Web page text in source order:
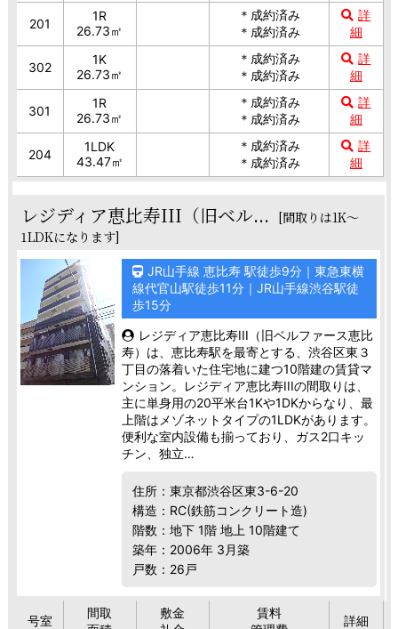
201
1R
26.73㎡
＊成約済み
＊成約済み
詳
細
302
1K
26.73㎡
＊成約済み
＊成約済み
詳
細
301
1R
26.73㎡
＊成約済み
＊成約済み
詳
細
204
1LDK
43.47㎡
＊成約済み
＊成約済み
詳
細
レジディア恵比寿III（旧ベル... [間取りは1K～
1LDKになります]
JR山手線 恵比寿 駅徒歩9分｜東急東横
線代官山駅徒歩11分｜JR山手線渋谷駅徒
歩15分
レジディア恵比寿III（旧ベルファース恵比
寿）は、恵比寿駅を最寄とする、渋谷区東３
丁目の落着いた住宅地に建つ10階建の賃貸マ
ンション。レジディア恵比寿IIIの間取りは、
主に単身用の20平米台1Kや1DKからなり、最
上階はメゾネットタイプの1LDKがあります。
便利な室内設備も揃っており、ガス2口キッ
チン、独立…
住所：東京都渋谷区東3-6-20
構造：RC(鉄筋コンクリート造)
階数：地下 1階 地上 10階建て
築年：2006年 3月築
戸数：26戸
号室
間取
敷金
賃料
詳細